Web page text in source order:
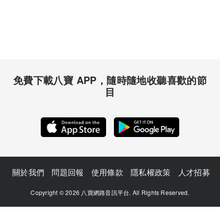
免費下載八寶 APP，隨時隨地收聽喜歡的節
目
關於我們 問題回報 使用條款 隱私權政策 人才招募
Copyright © 2026 八寶網路音訊平台. All Rights Reserved.